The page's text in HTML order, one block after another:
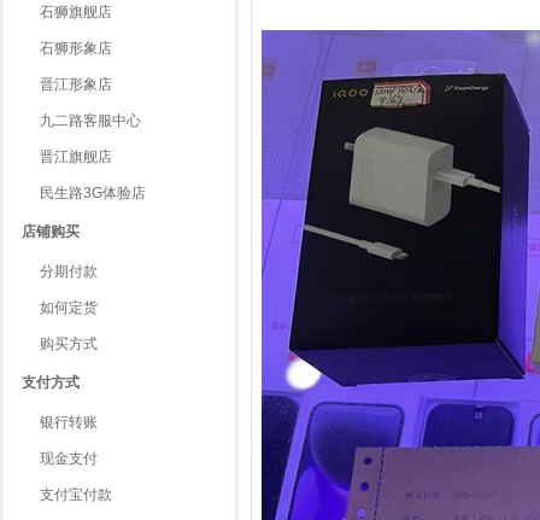
石狮旗舰店
石狮形象店
晋江形象店
九二路客服中心
晋江旗舰店
民生路3G体验店
店铺购买
分期付款
如何定货
购买方式
支付方式
银行转账
现金支付
支付宝付款